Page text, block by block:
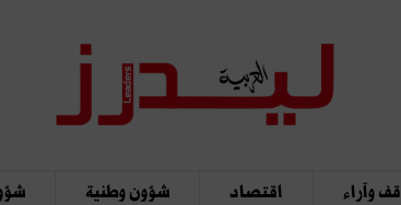
وآراء اقتصاد شؤون وطنية